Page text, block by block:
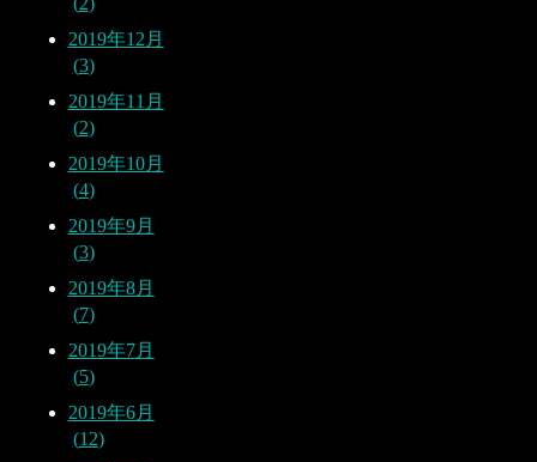
2019年12月
3
2019年11月
2
2019年10月
4
2019年9月
3
2019年8月
7
2019年7月
5
2019年6月
12